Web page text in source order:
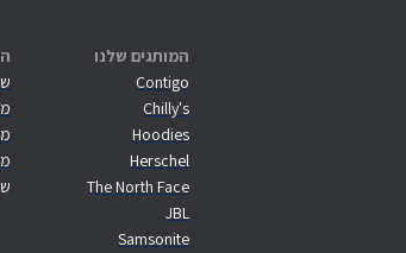
המותגים שלנו
Contigo
Chilly's
Hoodies
Herschel
The North Face
JBL
Samsonite